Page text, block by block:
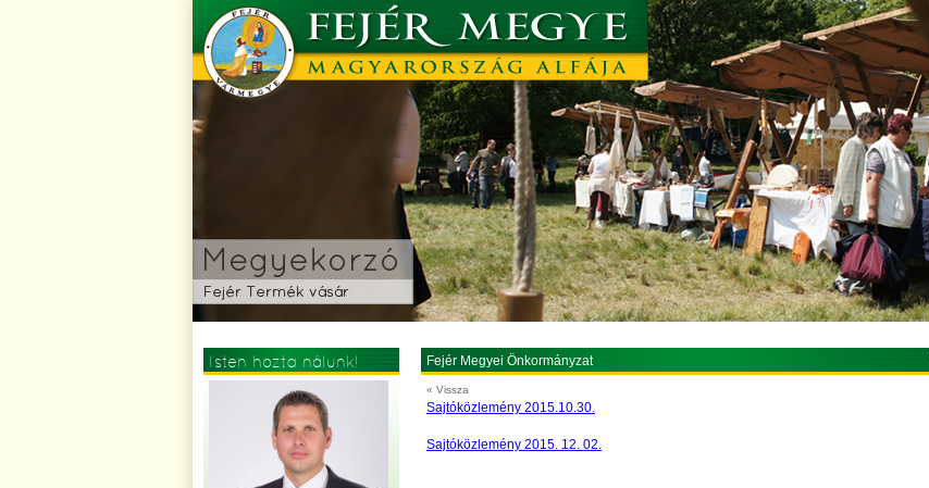
Isten hozta nálunk! Fejér Megyei Önkormányzat
« Vissza
Sajtóközlemény 2015.10.30.
Sajtóközlemény 2015. 12. 02.